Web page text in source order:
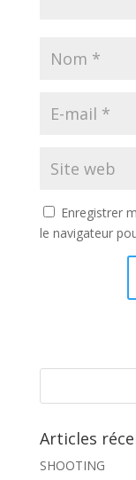
Enregistrer
le navigateur
Articles
SHOOTING